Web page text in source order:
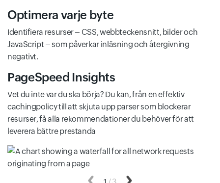
Optimera varje byte
Identifiera resurser – CSS, webbteckensnitt, bilder och
JavaScript – som påverkar inläsning och återgivning
negativt.
PageSpeed Insights
Vet du inte var du ska börja? Du kan, från en effektiv
cachingpolicy till att skjuta upp parser som blockerar
resurser, få alla rekommendationer du behöver för att
leverera bättre prestanda